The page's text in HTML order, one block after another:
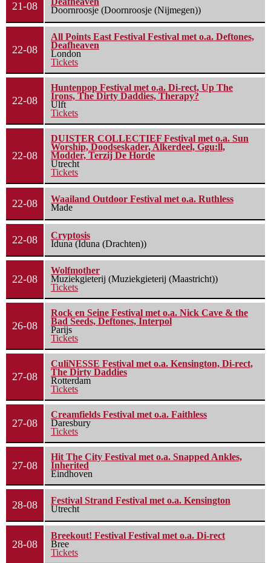
21-08
Doornroosje (Doornroosje (Nijmegen))
22-08
All Points East Festival Festival met o.a. Deftones,
Deafheaven
London
Tickets
22-08
Huntenpop Festival met o.a. Di-rect, Up The
Irons, The Dirty Daddies, Therapy?
Ulft
Tickets
22-08
DUISTER COLLECTIEF Festival met o.a. Sun
Worship, Doodseskader, Alkerdeel, Ggu:ll,
Modder, Terzij De Horde
Utrecht
Tickets
22-08
Waailand Outdoor Festival met o.a. Ruthless
Made
22-08
Cryptosis
Iduna (Iduna (Drachten))
22-08
Wolfmother
Muziekgieterij (Muziekgieterij (Maastricht))
Tickets
26-08
Rock en Seine Festival met o.a. Nick Cave & the
Bad Seeds, Deftones, Interpol
Parijs
Tickets
27-08
CuliNESSE Festival met o.a. Kensington, Di-rect,
The Dirty Daddies
Rotterdam
Tickets
27-08
Creamfields Festival met o.a. Faithless
Daresbury
Tickets
27-08
Hit The City Festival met o.a. Snapped Ankles,
Inherited
Eindhoven
28-08
Festival Strand Festival met o.a. Kensington
Utrecht
28-08
Breekout! Festival Festival met o.a. Di-rect
Bree
Tickets